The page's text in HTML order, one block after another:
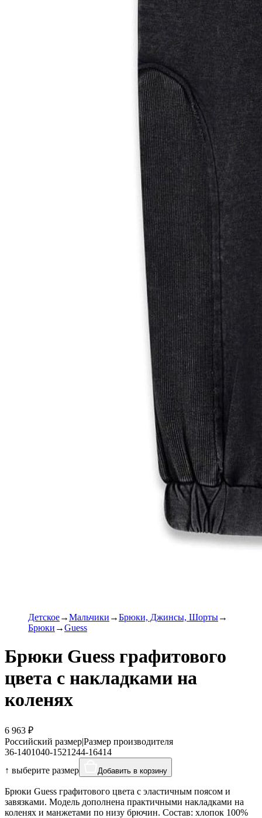
Детское Мальчики
Брюки, Джинсы, Шорты
Брюки
Guess
Брюки Guess графитового
цвета с накладками на
коленях
6 963 ₽
Российский размер|Размер производителя
36-1401040-1521244-16414
↑ выберите размер
Добавить в корзину
Брюки Guess графитового цвета с эластичным поясом и
завязками. Модель дополнена практичными накладками на
коленях и манжетами по низу брючин. Состав: хлопок 100%